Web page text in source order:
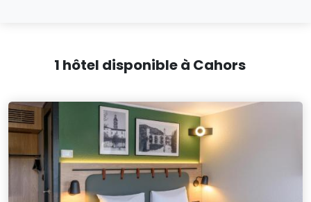
1 hôtel disponible à Cahors